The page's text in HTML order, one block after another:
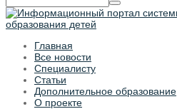
Главная
Все новости
Специалисту
Статьи
Дополнительное образование
О проекте